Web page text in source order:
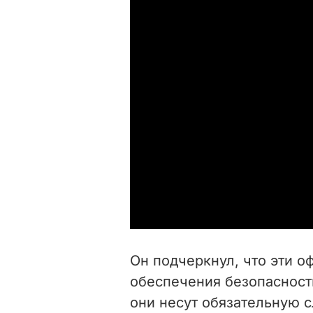
Он подчеркнул, что эти
обеспечения
они несут обязательную